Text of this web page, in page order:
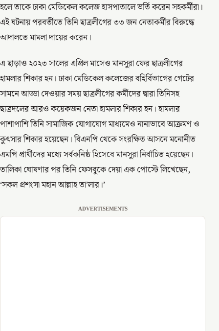
হলে তাকে ঢাকা মেডিকেল কলেজ হাসপাতালে ভর্তি করেন সহকর্মীরা।
এই ঘটনায় পরবর্তীতে তিনি ছাত্রলীগের ৩৩ জন নেতাকর্মীর বিরুদ্ধে
আদালতে মামলা দায়ের করেন।
এ ছাড়াও ২০২৩ সালের এপ্রিল মাসেও মানসুরা ফের ছাত্রলীগের
হামলার শিকার হন। ঢাকা মেডিকেল কলেজের বহির্বিভাগের গেটের
সামনে আড্ডা দেওয়ার সময় ছাত্রলীগের কর্মীদের দ্বারা তিনিসহ
ছাত্রদলের আরও কয়েকজন নেতা হামলার শিকার হন। হামলার
পাশাপাশি তিনি সামাজিক যোগাযোগ মাধ্যমেও নানাভাবে আক্রমণ ও
কুৎসার শিকার হয়েছেন। বিএনপি থেকে সংরক্ষিত আসনে মনোনীত
এমপি প্রার্থীদের মধ্যে সর্বকনিষ্ঠ হিসেবে মানসুরা নির্বাচিত হয়েছেন।
তালিকা ঘোষণার পর তিনি ফেসবুকে দেয়া এক পোস্টে লিখেছেন,
‘সকল প্রশংসা মহান আল্লাহ তা’লার।’
ADVERTISEMENTS